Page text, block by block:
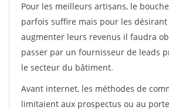
Pour les meilleurs artisans, le
parfois suffire mais pour les
augmenter leurs revenus il faudra
passer par un fournisseur de leads
le secteur du bâtiment.
Avant internet, les méthodes de
limitaient aux prospectus ou au